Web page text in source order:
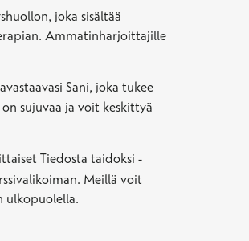
joka sisältää
Ammatinharjoittajille
Sani, joka tukee
sujuvaa ja voit keskittyä
Tiedosta taidoksi -
Meillä voit
ulkopuolella.